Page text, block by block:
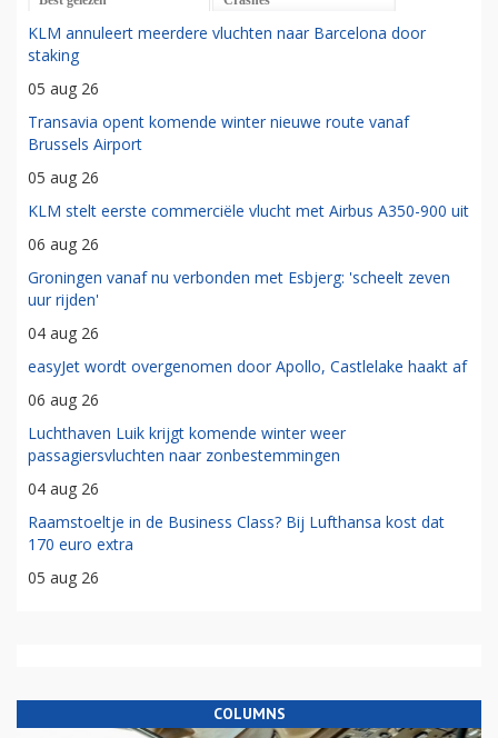
KLM annuleert meerdere vluchten naar Barcelona door
staking
05 aug 26
Transavia opent komende winter nieuwe route vanaf
Brussels Airport
05 aug 26
KLM stelt eerste commerciële vlucht met Airbus A350-900 uit
06 aug 26
Groningen vanaf nu verbonden met Esbjerg: 'scheelt zeven
uur rijden'
04 aug 26
easyJet wordt overgenomen door Apollo, Castlelake haakt af
06 aug 26
Luchthaven Luik krijgt komende winter weer
passagiersvluchten naar zonbestemmingen
04 aug 26
Raamstoeltje in de Business Class? Bij Lufthansa kost dat
170 euro extra
05 aug 26
COLUMNS